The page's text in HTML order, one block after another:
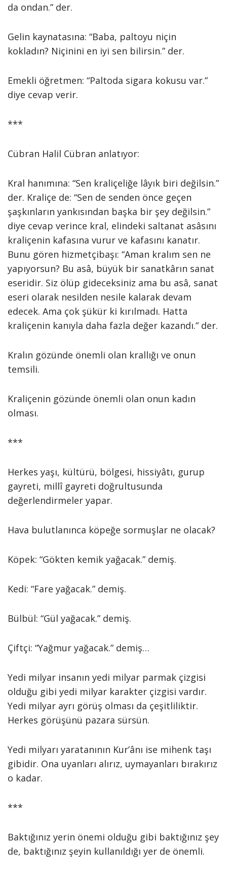
da ondan.” der.
Gelin kaynatasına: “Baba, paltoyu niçin
kokladın? Niçinini en iyi sen bilirsin.” der.
Emekli öğretmen: “Paltoda sigara kokusu var.”
diye cevap verir.
***
Cübran Halil Cübran anlatıyor:
Kral hanımına: “Sen kraliçeliğe lâyık biri değilsin.”
der. Kraliçe de: “Sen de senden önce geçen
şaşkınların yankısından başka bir şey değilsin.”
diye cevap verince kral, elindeki saltanat asâsını
kraliçenin kafasına vurur ve kafasını kanatır.
Bunu gören hizmetçibaşı: “Aman kralım sen ne
yapıyorsun? Bu asâ, büyük bir sanatkârın sanat
eseridir. Siz ölüp gideceksiniz ama bu asâ, sanat
eseri olarak nesilden nesile kalarak devam
edecek. Ama çok şükür ki kırılmadı. Hatta
kraliçenin kanıyla daha fazla değer kazandı.” der.
Kralın gözünde önemli olan krallığı ve onun
temsili.
Kraliçenin gözünde önemli olan onun kadın
olması.
***
Herkes yaşı, kültürü, bölgesi, hissiyâtı, gurup
gayreti, millî gayreti doğrultusunda
değerlendirmeler yapar.
Hava bulutlanınca köpeğe sormuşlar ne olacak?
Köpek: “Gökten kemik yağacak.” demiş.
Kedi: “Fare yağacak.” demiş.
Bülbül: “Gül yağacak.” demiş.
Çiftçi: “Yağmur yağacak.” demiş…
Yedi milyar insanın yedi milyar parmak çizgisi
olduğu gibi yedi milyar karakter çizgisi vardır.
Yedi milyar ayrı görüş olması da çeşitliliktir.
Herkes görüşünü pazara sürsün.
Yedi milyarı yaratanının Kur’ânı ise mihenk taşı
gibidir. Ona uyanları alırız, uymayanları bırakırız
o kadar.
***
Baktığınız yerin önemi olduğu gibi baktığınız şey
de, baktığınız şeyin kullanıldığı yer de önemli.